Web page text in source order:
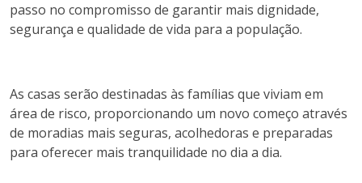
passo no compromisso de garantir mais dignidade,
segurança e qualidade de vida para a população.
As casas serão destinadas às famílias que viviam em
área de risco, proporcionando um novo começo através
de moradias mais seguras, acolhedoras e preparadas
para oferecer mais tranquilidade no dia a dia.